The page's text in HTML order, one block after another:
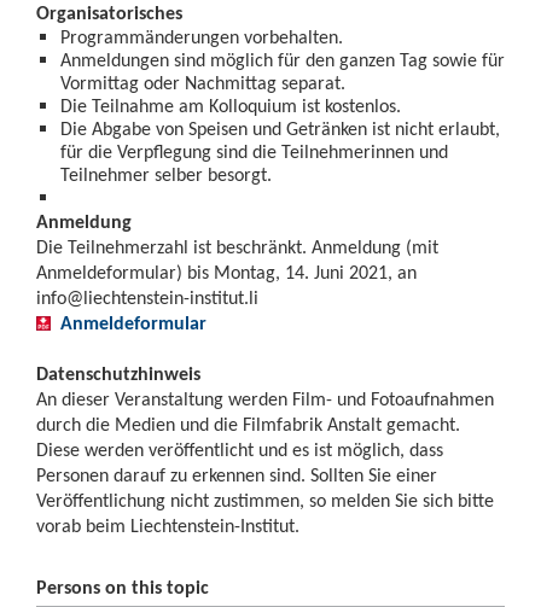
Organisatorisches
Programmänderungen vorbehalten.
Anmeldungen sind möglich für den ganzen Tag sowie für
Vormittag oder Nachmittag separat.
Die Teilnahme am Kolloquium ist kostenlos.
Die Abgabe von Speisen und Getränken ist nicht erlaubt,
für die Verpflegung sind die Teilnehmerinnen und
Teilnehmer selber besorgt.
Anmeldung
Die Teilnehmerzahl ist beschränkt. Anmeldung (mit
Anmeldeformular) bis Montag, 14. Juni 2021, an
info@liechtenstein-institut.li
Anmeldeformular
Datenschutzhinweis
An dieser Veranstaltung werden Film- und Fotoaufnahmen
durch die Medien und die Filmfabrik Anstalt gemacht.
Diese werden veröffentlicht und es ist möglich, dass
Personen darauf zu erkennen sind. Sollten Sie einer
Veröffentlichung nicht zustimmen, so melden Sie sich bitte
vorab beim Liechtenstein-Institut.
Persons on this topic